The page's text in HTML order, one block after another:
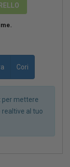
Cori
per mettere
al tuo